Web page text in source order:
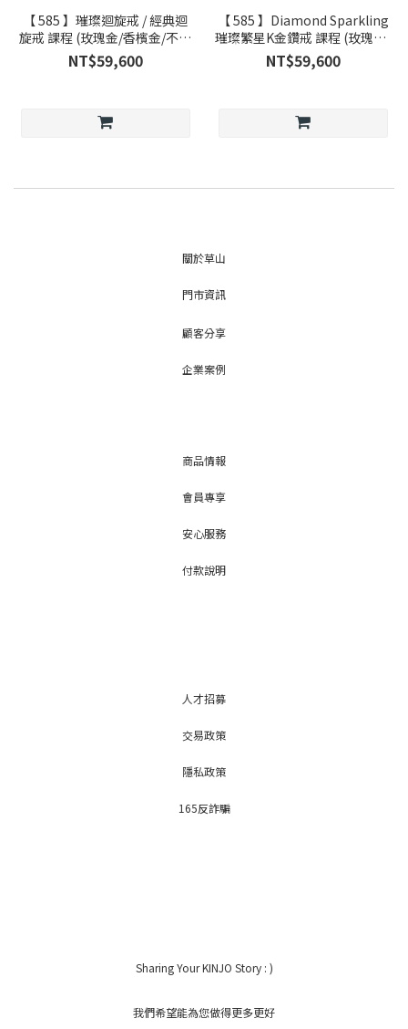
【 585 】璀璨迴旋戒 / 經典迴
旋戒 課程 (玫瑰金/香檳金/不含
鑽石)
NT$59,600
【 585 】Diamond Sparkling
璀璨繁星K金鑽戒 課程 (玫瑰金/
香檳金/不含鑽石)
NT$59,600
關於草山
門市資訊
顧客分享
企業案例
商品情報
會員專享
安心服務
付款說明
人才招募
交易政策
隱私政策
165反詐騙
Sharing Your KINJO Story : )
我們希望能為您做得更多更好